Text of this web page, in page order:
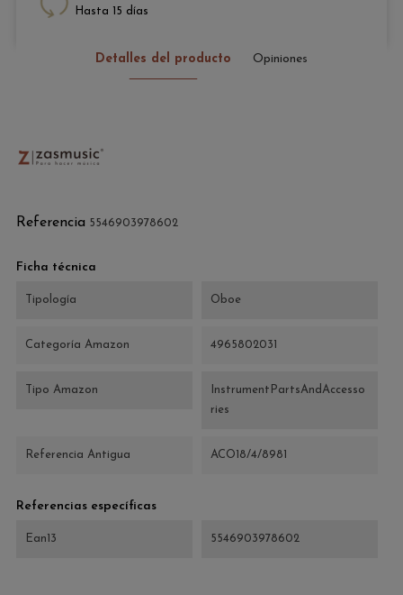
Hasta 15 días
Detalles del producto Opiniones
Referencia 5546903978602
Ficha técnica
Tipología Oboe
Categoría Amazon 4965802031
Tipo Amazon
InstrumentPartsAndAccesso
ries
Referencia Antigua ACO18/4/8981
Referencias específicas
Ean13 5546903978602